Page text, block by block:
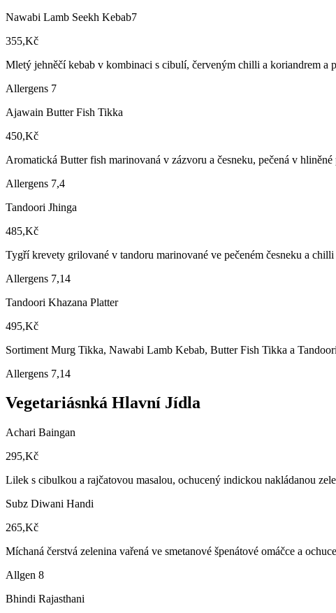
Nawabi Lamb Seekh Kebab7
355,Kč
Mletý jehněčí kebab v kombinaci s cibulí, červeným chilli a koriandrem a
Allergens 7
Ajawain Butter Fish Tikka
450,Kč
Aromatická Butter fish marinovaná v zázvoru a česneku, pečená v hliněné
Allergens 7,4
Tandoori Jhinga
485,Kč
Tygří krevety grilované v tandoru marinované ve pečeném česneku a chilli
Allergens 7,14
Tandoori Khazana Platter
495,Kč
Sortiment Murg Tikka, Nawabi Lamb Kebab, Butter Fish Tikka a
Allergens 7,14
Vegetariásnká Hlavní Jídla
Achari Baingan
295,Kč
Lilek s cibulkou a rajčatovou masalou, ochucený indickou nakládanou
Subz Diwani Handi
265,Kč
Míchaná čerstvá zelenina vařená ve smetanové špenátové omáčce a
Allgen 8
Bhindi Rajasthani